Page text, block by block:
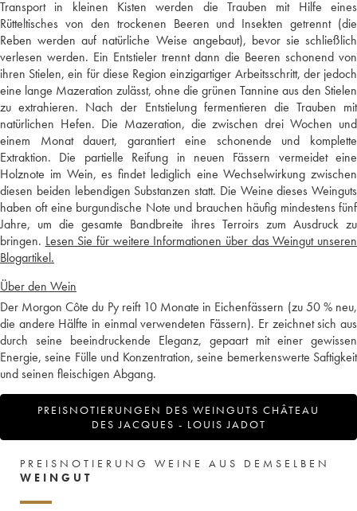
Transport in kleinen Kisten werden die Trauben mit Hilfe eines
Rütteltisches von den trockenen Beeren und Insekten getrennt (die
Reben werden auf natürliche Weise angebaut), bevor sie schließlich
verlesen werden. Ein Entstieler trennt dann die Beeren schonend von
ihren Stielen, ein für diese Region einzigartiger Arbeitsschritt, der jedoch
eine lange Mazeration zulässt, ohne die grünen Tannine aus den Stielen
zu extrahieren. Nach der Entstielung fermentieren die Trauben mit
natürlichen Hefen. Die Mazeration, die zwischen drei Wochen und
einem Monat dauert, garantiert eine schonende und komplette
Extraktion. Die partielle Reifung in neuen Fässern vermeidet eine
Holznote im Wein, es findet lediglich eine Wechselwirkung zwischen
diesen beiden lebendigen Substanzen statt. Die Weine dieses Weinguts
haben oft eine burgundische Note und brauchen häufig mindestens fünf
Jahre, um die gesamte Bandbreite ihres Terroirs zum Ausdruck zu
bringen. Lesen Sie für weitere Informationen über das Weingut unseren
Blogartikel.
Über den Wein
Der Morgon Côte du Py reift 10 Monate in Eichenfässern (zu 50 % neu,
die andere Hälfte in einmal verwendeten Fässern). Er zeichnet sich aus
durch seine beeindruckende Eleganz, gepaart mit einer gewissen
Energie, seine Fülle und Konzentration, seine bemerkenswerte Saftigkeit
und seinen fleischigen Abgang.
PREISNOTIERUNGEN DES WEINGUTS CHÂTEAU
DES JACQUES - LOUIS JADOT
PREISNOTIERUNG WEINE AUS DEMSELBEN
WEINGUT